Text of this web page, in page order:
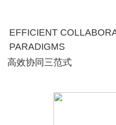
高效协同三范式
EFFICIENT
PARADIGMS